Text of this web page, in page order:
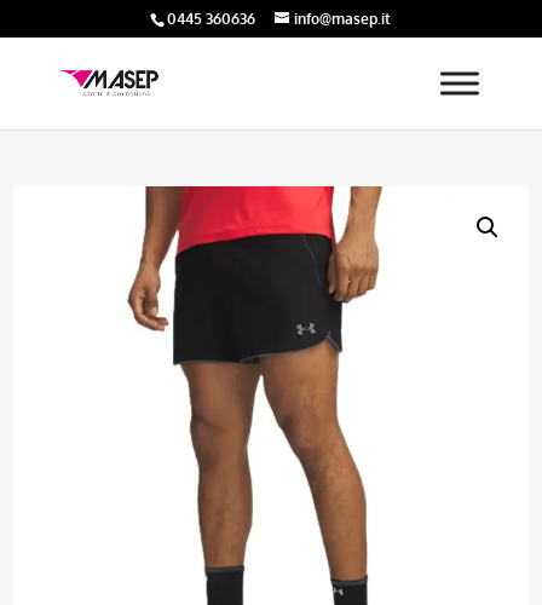
0445 360636 info@masep.it